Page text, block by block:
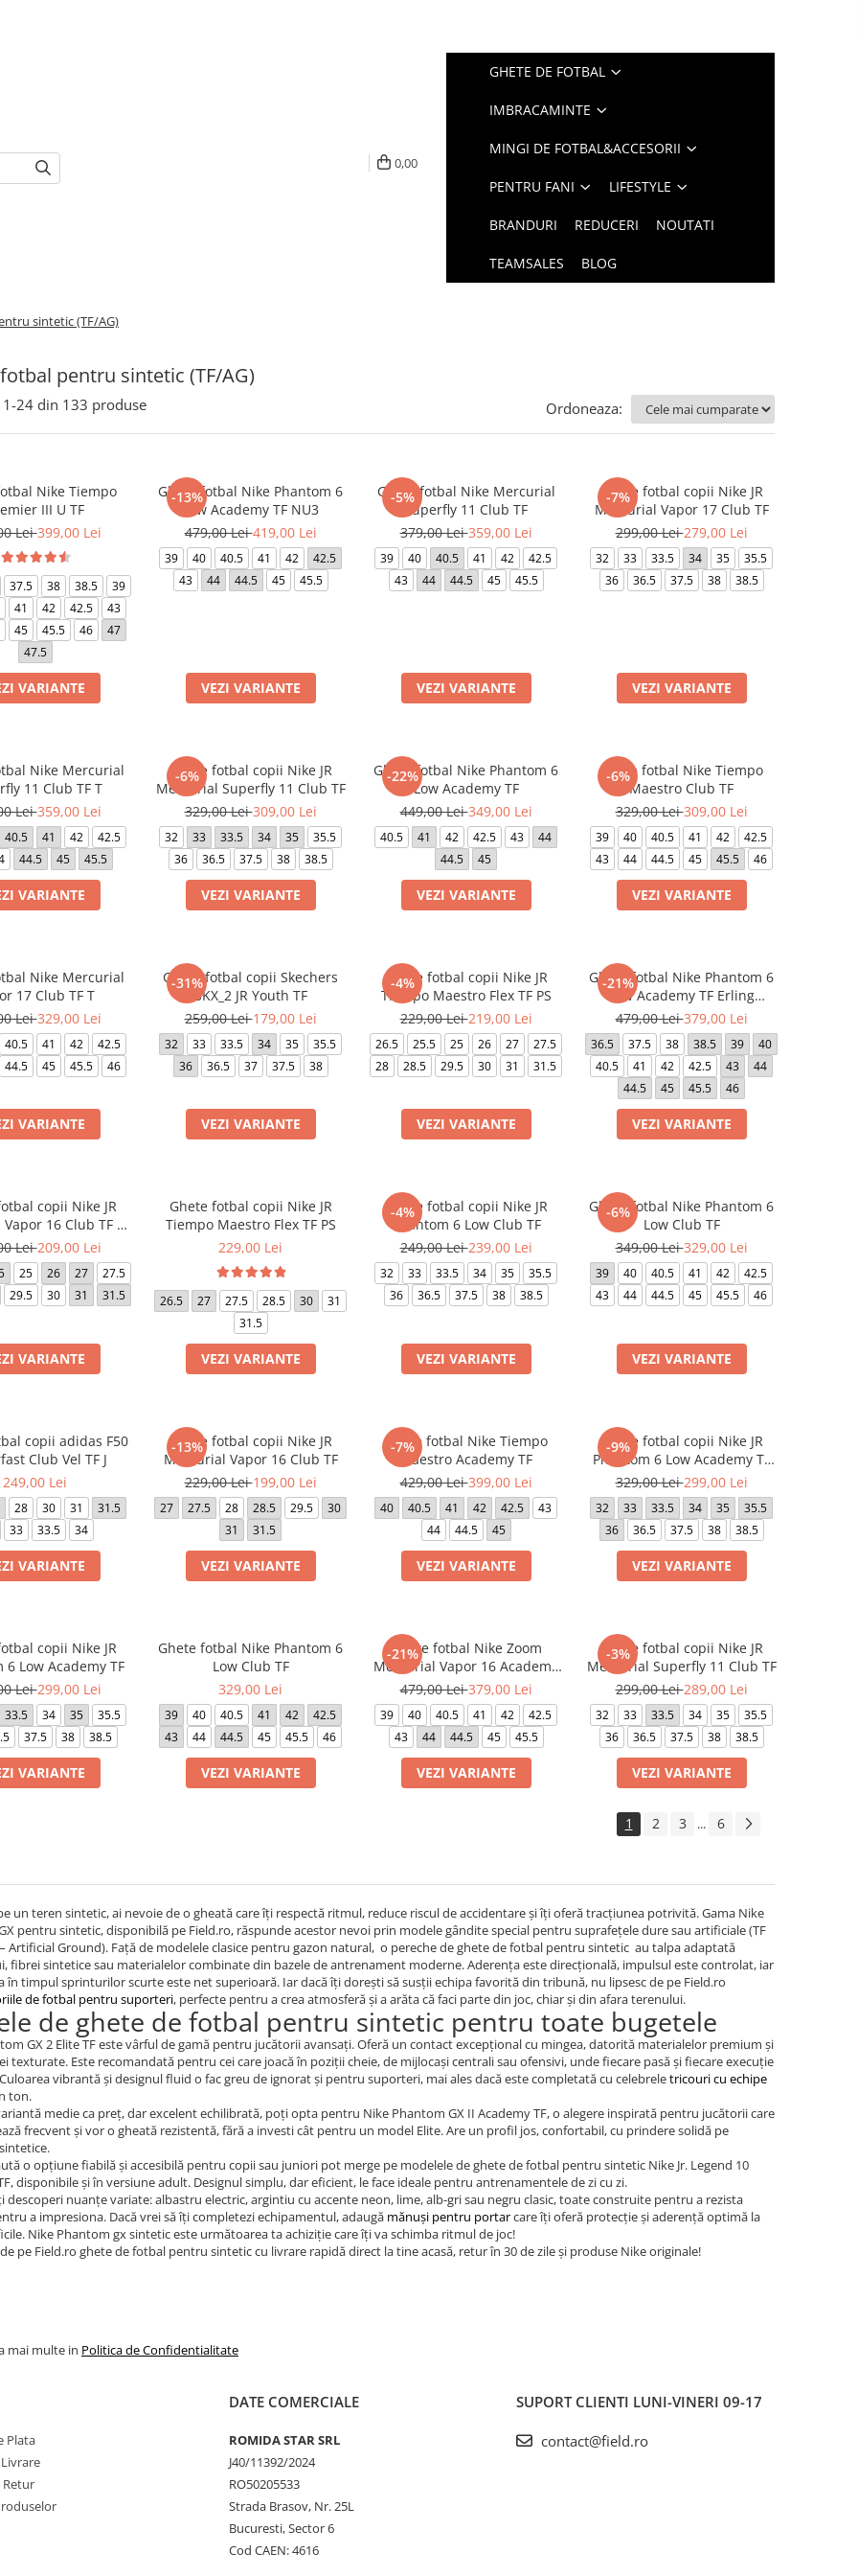
0,00
GHETE DE FOTBAL
IMBRACAMINTE
MINGI DE FOTBAL&ACCESORII
PENTRU FANI LIFESTYLE
BRANDURI REDUCERI NOUTATI
TEAMSALES BLOG
sintetic (TF/AG)
pentru sintetic (TF/AG)
1-24 din 133 produse Ordoneaza:
Nike Tiempo
III U TF
Lei399,00 Lei
37.5 38 38.5
39
41 42 42.5
43
45 45.5 46
47
47.5
VARIANTE
-13%
Ghete fotbal Nike Phantom 6
Low Academy TF NU3
479,00 Lei419,00 Lei
39 40 40.5 41 42
42.5
43
44 44.5 45 45.5
VEZI VARIANTE
-5%
Ghete fotbal Nike Mercurial
Superfly 11 Club TF
379,00 Lei359,00 Lei
39 40 40.5 41 42
42.5
43
44 44.5 45 45.5
VEZI VARIANTE
-7%
Ghete fotbal copii Nike JR
Mercurial Vapor 17 Club TF
299,00 Lei279,00 Lei
32 33 33.5 34 35
35.5
36
36.5 37.5 38 38.5
VEZI VARIANTE
Nike Mercurial
11 Club TF T
Lei359,00 Lei
40.5 41 42
42.5
44.5 45 45.5
VARIANTE
-6%
Ghete fotbal copii Nike JR
Mercurial Superfly 11 Club TF
329,00 Lei309,00 Lei
32 33 33.5 34 35
35.5
36
36.5 37.5 38 38.5
VEZI VARIANTE
-22%
Ghete fotbal Nike Phantom 6
Low Academy TF
449,00 Lei349,00 Lei
40.5 41 42 42.5 43
44
44.5
45
VEZI VARIANTE
-6%
Ghete fotbal Nike Tiempo
Maestro Club TF
329,00 Lei309,00 Lei
39 40 40.5 41 42
42.5
43
44 44.5 45 45.5 46
VEZI VARIANTE
Nike Mercurial
17 Club TF T
Lei329,00 Lei
40.5 41 42
42.5
44.5 45 45.5 46
VARIANTE
-31%
Ghete fotbal copii Skechers
SKX_2 JR Youth TF
259,00 Lei179,00 Lei
32 33 33.5 34 35
35.5
36
36.5 37 37.5 38
VEZI VARIANTE
-4%
Ghete fotbal copii Nike JR
Tiempo Maestro Flex TF PS
229,00 Lei219,00 Lei
26.5 25.5 25 26 27
27.5
28
28.5 29.5 30 31 31.5
VEZI VARIANTE
-21%
Ghete fotbal Nike Phantom 6
Low Academy TF Erling
Haaland
479,00 Lei379,00 Lei
36.5 37.5 38 38.5 39
40
40.5
41 42 42.5 43
44
44.5
45 45.5 46
VEZI VARIANTE
copii Nike JR
16 Club TF PS
(V)
Lei209,00 Lei
25 26 27
27.5
29.5 30 31 31.5
VARIANTE
Ghete fotbal copii Nike JR
Tiempo Maestro Flex TF PS
229,00 Lei
26.5 27 27.5 28.5 30
31
31.5
VEZI VARIANTE
-4%
Ghete fotbal copii Nike JR
Phantom 6 Low Club TF
249,00 Lei239,00 Lei
32 33 33.5 34 35
35.5
36
36.5 37.5 38 38.5
VEZI VARIANTE
-6%
Ghete fotbal Nike Phantom 6
Low Club TF
349,00 Lei329,00 Lei
39 40 40.5 41 42
42.5
43
44 44.5 45 45.5 46
VEZI VARIANTE
copii adidas F50
Club Vel TF J
249,00 Lei
28 30 31
31.5
33 33.5 34
VARIANTE
-13%
Ghete fotbal copii Nike JR
Mercurial Vapor 16 Club TF
229,00 Lei199,00 Lei
27 27.5 28 28.5 29.5
30
31
31.5
VEZI VARIANTE
-7%
Ghete fotbal Nike Tiempo
Maestro Academy TF
429,00 Lei399,00 Lei
40 40.5 41 42 42.5
43
44
44.5 45
VEZI VARIANTE
-9%
Ghete fotbal copii Nike JR
Phantom 6 Low Academy TF
Erling Haaland
329,00 Lei299,00 Lei
32 33 33.5 34 35
35.5
36
36.5 37.5 38 38.5
VEZI VARIANTE
copii Nike JR
6 Low Academy TF
Lei299,00 Lei
33.5 34 35
35.5
37.5 38 38.5
VARIANTE
Ghete fotbal Nike Phantom 6
Low Club TF
329,00 Lei
39 40 40.5 41 42
42.5
43
44 44.5 45 45.5 46
VEZI VARIANTE
-21%
Ghete fotbal Nike Zoom
Mercurial Vapor 16 Academy
TF NU3
479,00 Lei379,00 Lei
39 40 40.5 41 42
42.5
43
44 44.5 45 45.5
VEZI VARIANTE
-3%
Ghete fotbal copii Nike JR
Mercurial Superfly 11 Club TF
299,00 Lei289,00 Lei
32 33 33.5 34 35
35.5
36
36.5 37.5 38 38.5
VEZI VARIANTE
1 2 3 ... 6
un teren sintetic, ai nevoie de o gheată care îți respectă ritmul, reduce riscul de accidentare și îți oferă tracțiunea potrivită. Gama Nike
pentru sintetic, disponibilă pe Field.ro, răspunde acestor nevoi prin modele gândite special pentru suprafețele dure sau artificiale (TF
– Artificial Ground). Față de modelele clasice pentru gazon natural, o pereche de ghete de fotbal pentru sintetic au talpa adaptată
fibrei sintetice sau materialelor combinate din bazele de antrenament moderne. Aderența este direcțională, impulsul este controlat, iar
în timpul sprinturilor scurte este net superioară. Iar dacă îți dorești să susții echipa favorită din tribună, nu lipsesc de pe Field.ro
de fotbal pentru suporteri, perfecte pentru a crea atmosferă și a arăta că faci parte din joc, chiar și din afara terenului.
de ghete de fotbal pentru sintetic pentru toate bugetele
GX 2 Elite TF este vârful de gamă pentru jucătorii avansați. Oferă un contact excepțional cu mingea, datorită materialelor premium și
texturate. Este recomandată pentru cei care joacă în poziții cheie, de mijlocași centrali sau ofensivi, unde fiecare pasă și fiecare execuție
vibrantă și designul fluid o fac greu de ignorat și pentru suporteri, mai ales dacă este completată cu celebreletricouri cu echipe
ton.
medie ca preț, dar excelent echilibrată, poți opta pentru Nike Phantom GX II Academy TF, o alegere inspirată pentru jucătorii care
frecvent și vor o gheată rezistentă, fără a investi cât pentru un model Elite. Are un profil jos, confortabil, cu prindere solidă pe
o opțiune fiabilă și accesibilă pentru copii sau juniori pot merge pe modelele de ghete de fotbal pentru sintetic Nike Jr. Legend 10
disponibile și în versiune adult. Designul simplu, dar eficient, le face ideale pentru antrenamentele de zi cu zi.
descoperi nuanțe variate: albastru electric, argintiu cu accente neon, lime, alb-gri sau negru clasic, toate construite pentru a rezista
a impresiona. Dacă vrei să îți completezi echipamentul, adaugă mănuși pentru portarcare îți oferă protecție și aderență optimă la
Nike Phantom gx sintetic este următoarea ta achiziție care îți va schimba ritmul de joc!
pe Field.ro ghete de fotbal pentru sintetic cu livrare rapidă direct la tine acasă, retur în 30 de zile și produse Nike originale!
mai multe in Politica de Confidentialitate
Plata
Retur
DATE COMERCIALE
ROMIDA STAR SRL
J40/11392/2024
RO50205533
Strada Brasov, Nr. 25L
Bucuresti, Sector 6
Cod CAEN: 4616
SUPORT CLIENTI LUNI-VINERI 09-17
contact@field.ro